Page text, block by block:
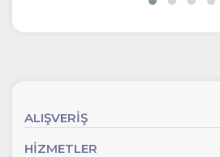
ALIŞVERİŞ
HİZMETLER